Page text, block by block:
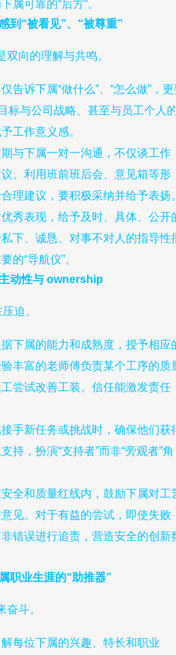
属可靠的“后方”。
到“被看见”、“被尊重”
向的理解与共鸣。
仅告诉下属“做什么”、“怎么做”，
标与公司战略、甚至与员工个人
工作意义感。
期与下属一对一沟通，不仅谈工作
。利用班前班后会、意见箱等形
理建议，要积极采纳并给予表扬
优秀表现，给予及时、具体、公开
下、诚恳、对事不对人的指导性
的“导航仪”。
动性与 ownership
迫。
据下属的能力和成熟度，授予相应
丰富的老师傅负责某个工序的质
尝试改善工装。信任能激发责任
接手新任务或挑战时，确保他们获
持，扮演“支持者”而非“旁观者”角
全和质量红线内，鼓励下属对工
见。对于有益的尝试，即使失败
错误进行追责，营造安全的创新
职业生涯的“助推器”
斗。
解每位下属的兴趣、特长和职业